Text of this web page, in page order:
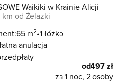
Waikiki w Krainie Alicji
km od Żelazki
65 m2 1 łóżko
anulacja
od497 zł
za 1 noc, 2 osoby